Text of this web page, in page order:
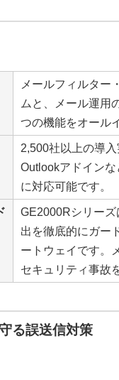
メールフィルター
ムと、メール運用
つの機能をオール
2,500社以上の導入
Outlookアドイン
に対応可能です。
GE2000Rシリー
出を徹底的にガー
ートウェイです。
セキュリティ事故
る誤送信対策